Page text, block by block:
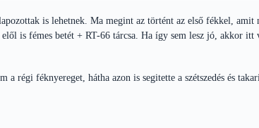
is lehetnek. Ma megint az történt az első fékkel,
is fémes betét + RT-66 tárcsa. Ha így sem lesz jó, akkor itt
régi féknyereget, hátha azon is segitette a szétszedés és